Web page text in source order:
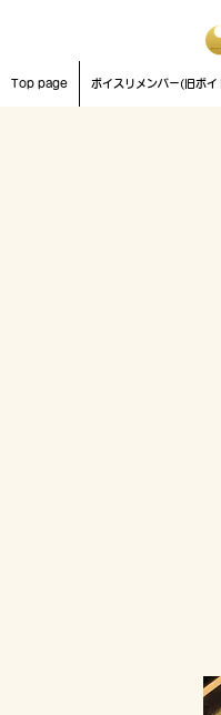
Top page ボイスリメンバー(旧ボイ